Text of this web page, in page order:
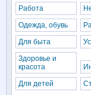
Работа
Одежда, обувь
Для быта
Здоровье и
красота
Для детей